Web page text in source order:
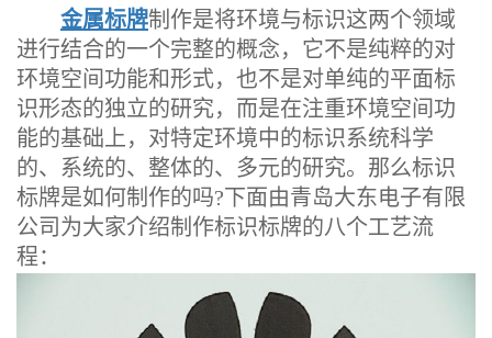
金属标牌制作是将环境与标识这两个领域
进行结合的一个完整的概念，它不是纯粹的对
环境空间功能和形式，也不是对单纯的平面标
识形态的独立的研究，而是在注重环境空间功
能的基础上，对特定环境中的标识系统科学
的、系统的、整体的、多元的研究。那么标识
标牌是如何制作的吗?下面由青岛大东电子有限
公司为大家介绍制作标识标牌的八个工艺流
程：